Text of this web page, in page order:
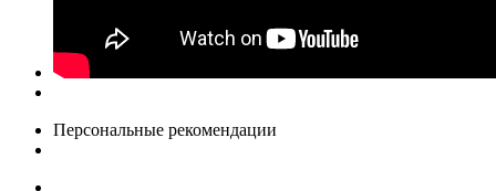
Персональные рекомендации